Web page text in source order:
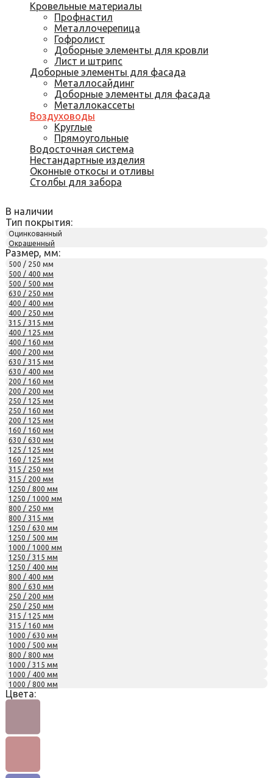
Кровельные материалы
Профнастил
Металлочерепица
Гофролист
Доборные элементы для кровли
Лист и штрипс
Доборные элементы для фасада
Металлосайдинг
Доборные элементы для фасада
Металлокассеты
Воздуховоды
Круглые
Прямоугольные
Водосточная система
Нестандартные изделия
Оконные откосы и отливы
Столбы для забора
В наличии
Тип покрытия:
Оцинкованный
Окрашенный
Размер, мм:
500 / 250 мм
500 / 400 мм
500 / 500 мм
630 / 250 мм
400 / 400 мм
400 / 250 мм
315 / 315 мм
400 / 125 мм
400 / 160 мм
400 / 200 мм
630 / 315 мм
630 / 400 мм
200 / 160 мм
200 / 200 мм
250 / 125 мм
250 / 160 мм
200 / 125 мм
160 / 160 мм
630 / 630 мм
125 / 125 мм
160 / 125 мм
315 / 250 мм
315 / 200 мм
1250 / 800 мм
1250 / 1000 мм
800 / 250 мм
800 / 315 мм
1250 / 630 мм
1250 / 500 мм
1000 / 1000 мм
1250 / 315 мм
1250 / 400 мм
800 / 400 мм
800 / 630 мм
250 / 200 мм
250 / 250 мм
315 / 125 мм
315 / 160 мм
1000 / 630 мм
1000 / 500 мм
800 / 800 мм
1000 / 315 мм
1000 / 400 мм
1000 / 800 мм
Цвета: